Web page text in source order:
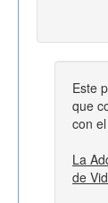
Este
que
con
La
de